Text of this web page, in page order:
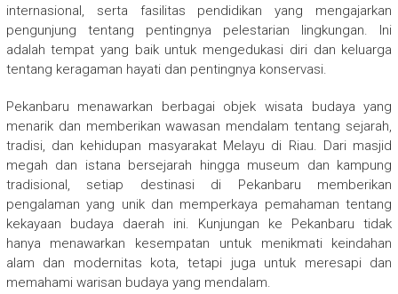
internasional, serta fasilitas pendidikan yang mengajarkan
pengunjung tentang pentingnya pelestarian lingkungan. Ini
adalah tempat yang baik untuk mengedukasi diri dan keluarga
tentang keragaman hayati dan pentingnya konservasi.
Pekanbaru menawarkan berbagai objek wisata budaya yang
menarik dan memberikan wawasan mendalam tentang sejarah,
tradisi, dan kehidupan masyarakat Melayu di Riau. Dari masjid
megah dan istana bersejarah hingga museum dan kampung
tradisional, setiap destinasi di Pekanbaru memberikan
pengalaman yang unik dan memperkaya pemahaman tentang
kekayaan budaya daerah ini. Kunjungan ke Pekanbaru tidak
hanya menawarkan kesempatan untuk menikmati keindahan
alam dan modernitas kota, tetapi juga untuk meresapi dan
memahami warisan budaya yang mendalam.